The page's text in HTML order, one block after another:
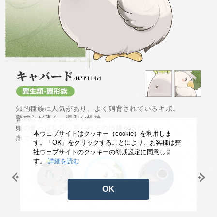
知的種族に人気があり、よく飼育されているキボ。
警戒心が薄く、温和な性格。
頭の葉っぱを引っ張られるのは嫌がるが、
撫でられれば尾羽を広げて喜ぶ。
本ウェブサイトはクッキー（cookie）を利用しま
す。「OK」をクリックすることにより、お客様は弊
社ウェブサイトのクッキーの初期設定に同意しま
す。 詳細を読む
OK